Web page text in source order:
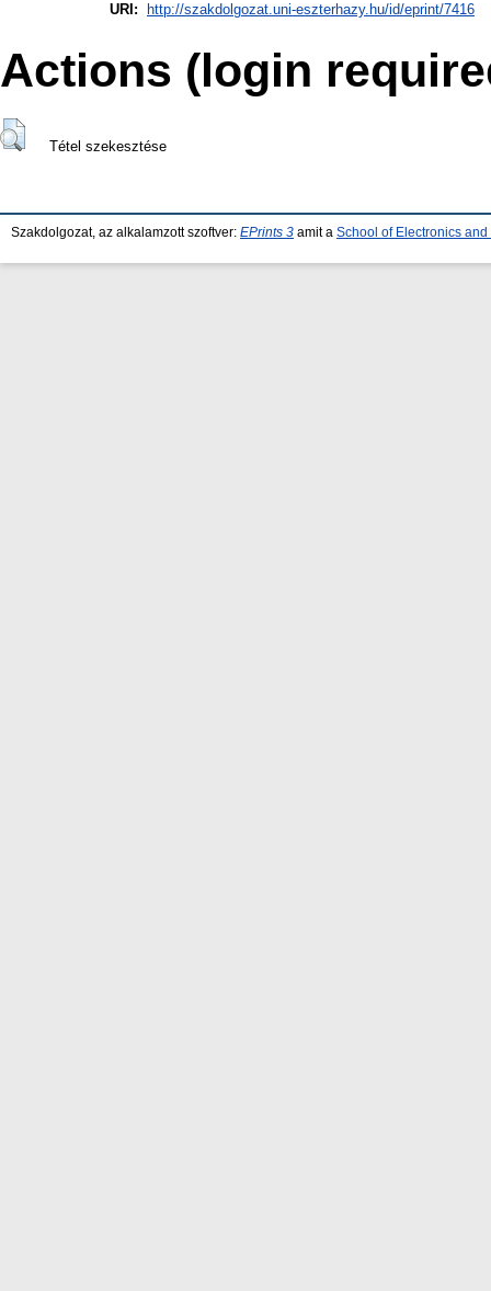
URI:
http://szakdolgozat.uni-eszterhazy.hu/id/eprint/7416
Actions (login
Tétel szekesztése
Szakdolgozat, az alkalamzott szoftver: EPrints 3 amit a School of Electronics